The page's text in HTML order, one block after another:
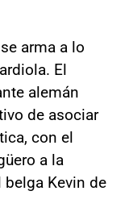
arma a lo
El
alemán
de asociar
con el
a la
Kevin de